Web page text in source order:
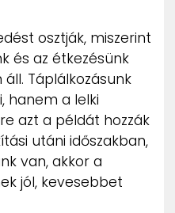
osztják, miszerint
és az étkezésünk
Táplálkozásunk
hanem a lelki
azt a példát hozzák
utáni időszakban,
van, akkor a
jól, kevesebbet